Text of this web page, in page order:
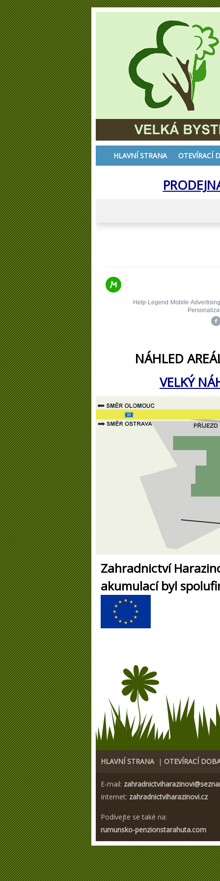
HLAVNÍ STRANA OTEVÍRACÍ
NÁHLED
VELKÝ
Zahradnictví
akumulací byl
HLAVNÍ STRANA | OTEVÍRACÍ
E-mail:
Internet: zahradnictviharazinovi.cz
Podívejte se také na:
rumunsko-penzionstarahuta.com